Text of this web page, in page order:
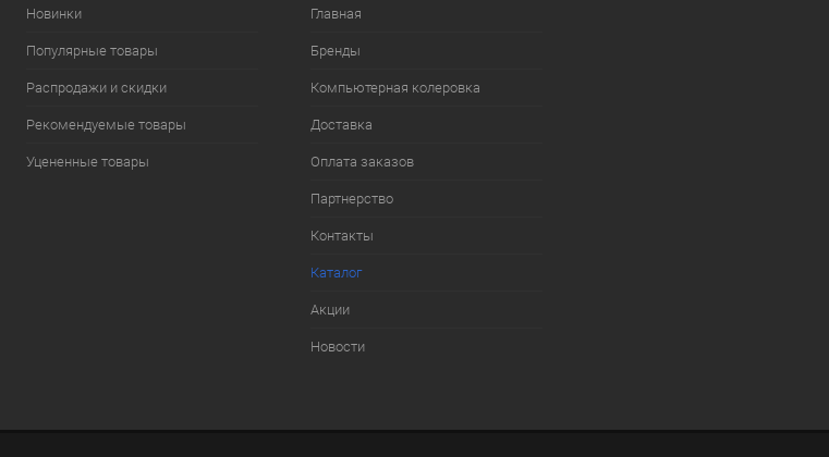
Новинки
Популярные товары
Распродажи и скидки
Рекомендуемые товары
Уцененные товары
Главная
Бренды
Компьютерная колеровка
Доставка
Оплата заказов
Партнерство
Контакты
Каталог
Акции
Новости